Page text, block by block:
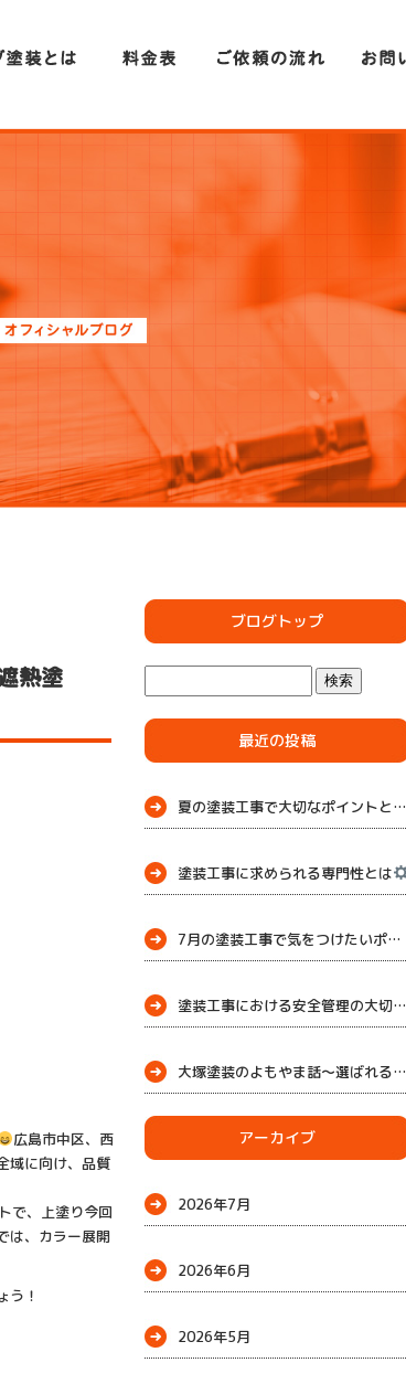
熱塗
広島市中区、西
域に向け、品質
で、上塗り今回
は、カラー展開
う！
ブログトップ
最近の投稿
夏の塗装工事で大切なポイントとメンテナンス
塗装工事に求められる専門性とは
7月の塗装工事で気をつけたいポイント
塗装工事における安全管理の大切さ
大塚塗装のよもやま話～選ばれる理由
アーカイブ
2026年7月
2026年6月
2026年5月